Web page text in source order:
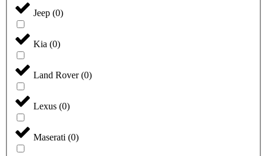
Jeep (0)
Kia (0)
Land Rover(0)
Lexus (0)
Maserati (0)